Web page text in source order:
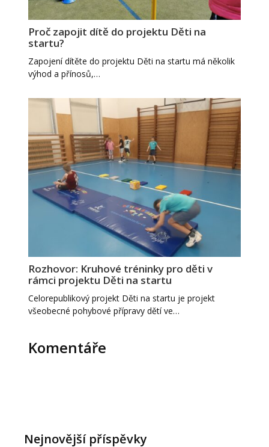
Proč zapojit dítě do projektu Děti na
startu?
Zapojení dítěte do projektu Děti na startu má několik
výhod a přínosů,…
Rozhovor: Kruhové tréninky pro děti v
rámci projektu Děti na startu
Celorepublikový projekt Děti na startu je projekt
všeobecné pohybové přípravy dětí ve…
Komentáře
Nejnovější příspěvky